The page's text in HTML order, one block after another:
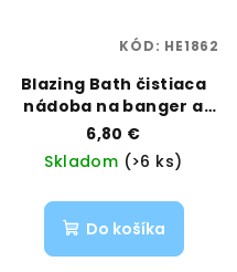
Blazing Bath čistiaca
nádoba na banger a
príslušenstvo | BLACK
LEAF | VAPORAMA
6,80 €
Skladom (>6 ks)
Do košíka
KÓD: HE1862